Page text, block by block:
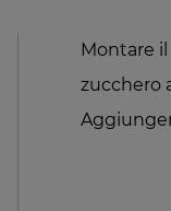
Montare
zucchero